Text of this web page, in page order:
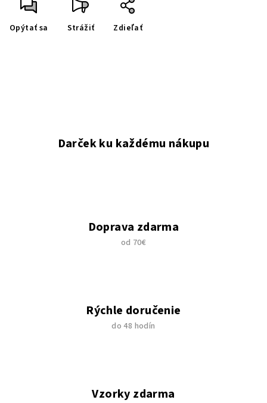
Opýtať sa Strážiť Zdieľať
Darček ku každému nákupu
Doprava zdarma
od 70€
Rýchle doručenie
do 48 hodín
Vzorky zdarma